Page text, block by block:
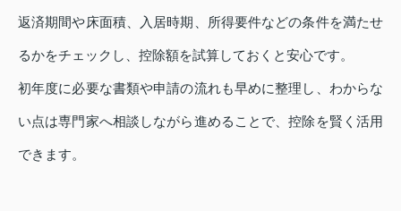
返済期間や床面積、入居時期、所得要件などの条件を満たせ
るかをチェックし、控除額を試算しておくと安心です。
初年度に必要な書類や申請の流れも早めに整理し、わからな
い点は専門家へ相談しながら進めることで、控除を賢く活用
できます。